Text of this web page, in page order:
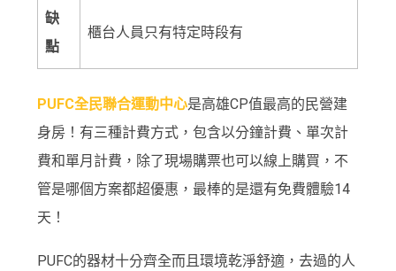
缺
點
櫃台人員只有特定時段有
PUFC全民聯合運動中心是高雄CP值最高的民營建
身房！有三種計費方式，包含以分鐘計費、單次計
費和單月計費，除了現場購票也可以線上購買，不
管是哪個方案都超優惠，最棒的是還有免費體驗14
天！
PUFC的器材十分齊全而且環境乾淨舒適，去過的人